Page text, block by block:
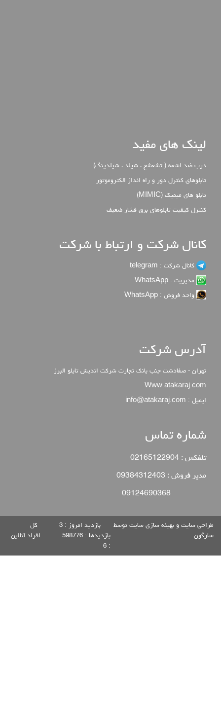
لینک های مفید
درب ضد اشعه ( تشعشع ، شیلد ، شیلدینگ)
تابلوهای کنترل دور و راه انداز الکتروموتور
تابلو های میمیک (MIMIC)
كنترل كيفيت تابلوهاي برق فشار ضعيف
کانال شرکت و ارتباط با شرکت
کانال شرکت : telegram
مدیریت : WhatsApp
واحد فروش : WhatsApp
آدرس شرکت
تهران - صفادشت جنب بانک تجارت شرکت اندیش تابلو البرز
Www.atakaraj.com
ایمیل : info@atakaraj.com
شماره تماس
تلفکس : 02165122904
مدیر فروش : 09384312403
طراحی سایت و بهینه سازی سایت توسط
سارگون
بازدید امروز : 3
كل
بازديدها : 598776
افراد آنلاين
:
6